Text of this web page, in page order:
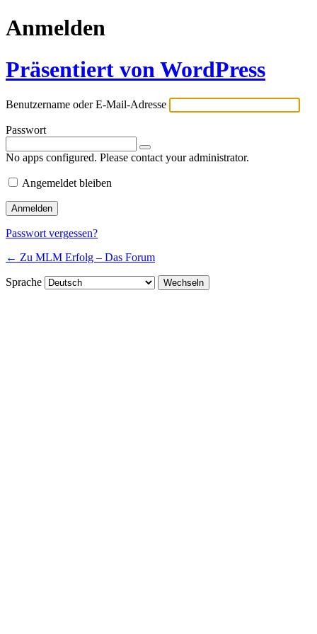
Anmelden
Präsentiert von WordPress
Benutzername oder E-Mail-Adresse
Passwort
No apps configured. Please contact your administrator.
Angemeldet bleiben
Passwort vergessen?
← Zu MLM Erfolg – Das Forum
Sprache